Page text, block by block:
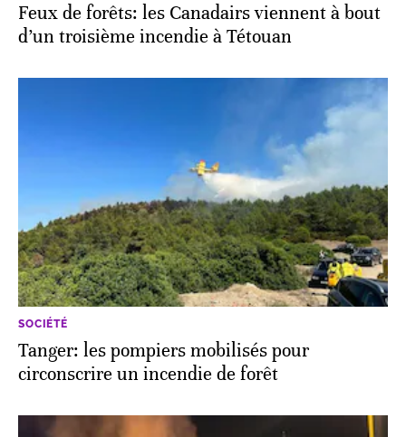
Feux de forêts: les Canadairs viennent à bout
d’un troisième incendie à Tétouan
SOCIÉTÉ
Tanger: les pompiers mobilisés pour
circonscrire un incendie de forêt